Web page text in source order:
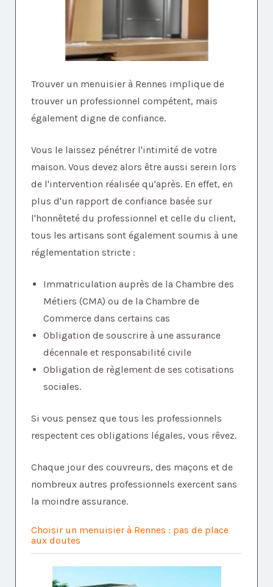
Trouver un menuisier à Rennes implique de
trouver un professionnel compétent, mais
également digne de confiance.
Vous le laissez pénétrer l'intimité de votre
maison. Vous devez alors être aussi serein lors
de l'intervention réalisée qu'après. En effet, en
plus d'un rapport de confiance basée sur
l'honnêteté du professionnel et celle du client,
tous les artisans sont également soumis à une
réglementation stricte :
Immatriculation auprès de la Chambre des
Métiers (CMA) ou de la Chambre de
Commerce dans certains cas
Obligation de souscrire à une assurance
décennale et responsabilité civile
Obligation de règlement de ses cotisations
sociales.
Si vous pensez que tous les professionnels
respectent ces obligations légales, vous rêvez.
Chaque jour des couvreurs, des maçons et de
nombreux autres professionnels exercent sans
la moindre assurance.
Choisir un menuisier à Rennes : pas de place
aux doutes